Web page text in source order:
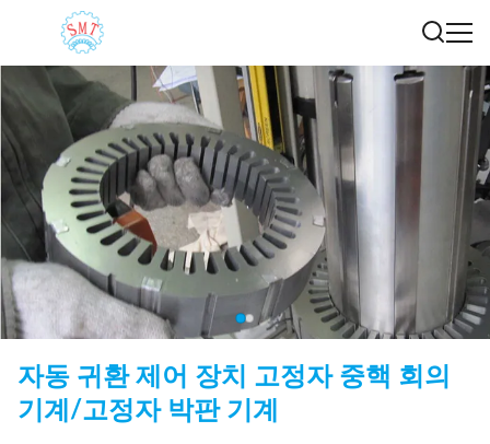
자동 귀환 제어 장치 고정자 중핵 회의
기계/고정자 박판 기계